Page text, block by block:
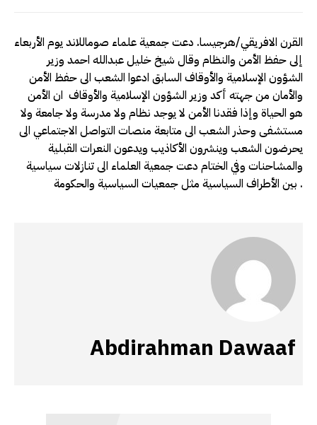
القرن الافريقي/هرجيسا. دعت جمعية علماء صوماللاند يوم الأربعاء
إلى حفظ الأمن والنظام وقال شيخ خليل عبدالله احمد وزير
الشؤون الإسلامية والأوقاف السابق ادعوا الشعب الى حفظ الأمن
والأمان من جهته أكد وزير الشؤون الإسلامية والأوقاف ان الأمن
هو الحياة وإذا فقدنا الأمن لا يوجد نظام ولا مدرسة ولا جامعة ولا
مستشفى وحذر الشعب الى متابعة منصات التواصل الاجتماعي الى
يحرضون الشعب وينشرون الأكاذيب ويدعون النعرات القبلية
والمشاحنات وفي الختام دعت جمعية العلماء الى تنازلات سياسية
بين الأطراف السياسية مثل جمعيات السياسية والحكومة .
Abdirahman Dawaaf